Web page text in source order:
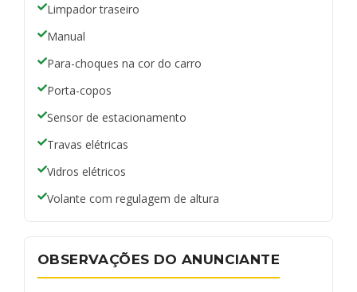
Limpador traseiro
Manual
Para-choques na cor do carro
Porta-copos
Sensor de estacionamento
Travas elétricas
Vidros elétricos
Volante com regulagem de altura
OBSERVAÇÕES DO ANUNCIANTE